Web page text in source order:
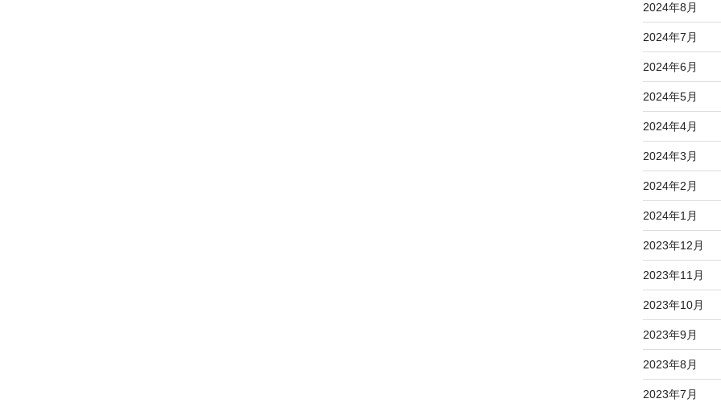
2024年8月
2024年7月
2024年6月
2024年5月
2024年4月
2024年3月
2024年2月
2024年1月
2023年12月
2023年11月
2023年10月
2023年9月
2023年8月
2023年7月